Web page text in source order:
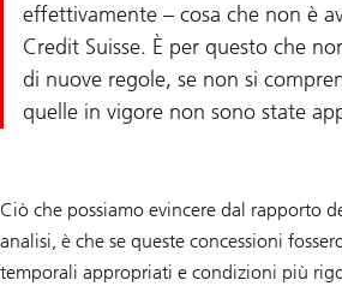
effettivamente – cosa che non è
Credit Suisse. È per questo che
di nuove regole, se non si
quelle in vigore non sono state
Ciò che possiamo evincere dal rapporto
analisi, è che se queste concessioni
temporali appropriati e condizioni più